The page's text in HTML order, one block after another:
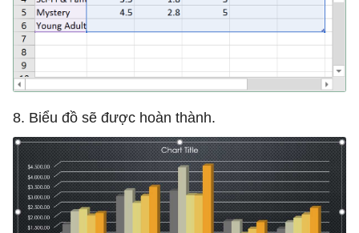
8. Biểu đồ sẽ được hoàn thành.